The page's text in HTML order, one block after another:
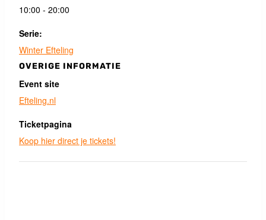
10:00 - 20:00
Serie:
Winter Efteling
OVERIGE INFORMATIE
Event site
Efteling.nl
Ticketpagina
Koop hier direct je tickets!